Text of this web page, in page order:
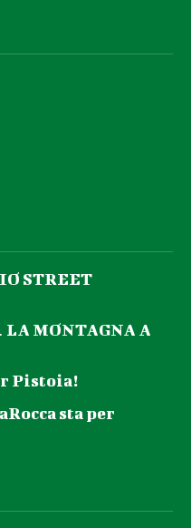
STREET
MONTAGNA A
Pistoia!
sta per